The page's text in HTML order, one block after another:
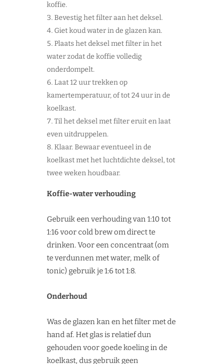
koffie.
Bevestig het filter aan het deksel.
Giet koud water in de glazen kan.
Plaats het deksel met filter in het
water zodat de koffie volledig
onderdompelt.
Laat 12 uur trekken op
kamertemperatuur, of tot 24 uur in de
koelkast.
Til het deksel met filter eruit en laat
even uitdruppelen.
Klaar. Bewaar eventueel in de
koelkast met het luchtdichte deksel, tot
twee weken houdbaar.
Koffie-water verhouding
Gebruik een verhouding van 1:10 tot
1:16 voor cold brew om direct te
drinken. Voor een concentraat (om
te verdunnen met water, melk of
tonic) gebruik je 1:6 tot 1:8.
Onderhoud
Was de glazen kan en het filter met de
hand af. Het glas is relatief dun
gehouden voor goede koeling in de
koelkast, dus gebruik geen